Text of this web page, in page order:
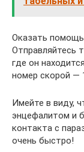
Оказать
Отправляйтесь
где он
номер скорой —
Имейте в виду,
энцефалитом и
контакта с
очень быстро!